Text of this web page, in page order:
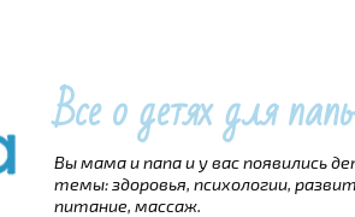
Все о детях для
Вы мама и папа и у вас появились
темы: здоровья, психологии,
питание, массаж.